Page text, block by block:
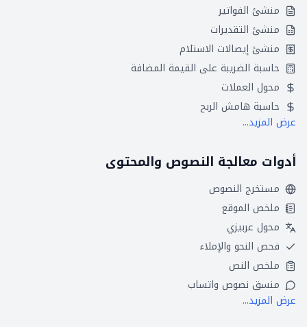
منشئ الفواتير
منشئ التقديرات
منشئ إيصالات الاستلام
حاسبة الضريبة على القيمة المضافة
محول العملات
حاسبة هامش الربح
عرض المزيد...
أدوات معالجة النصوص والمحتوى
مستخرج النصوص
ملخص الموقع
محول عربيزي
فحص النحو والإملاء
ملخص النص
منسق نصوص واتساب
عرض المزيد...